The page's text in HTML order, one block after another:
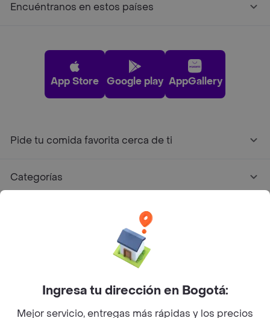
Encuéntranos en estos países
App Store Google play AppGallery
Pide tu comida favorita cerca de ti
Categorías
Facebook
Twitter
Instagram
©2026Rappi Inc. All rights reserved.
Ingresa tu dirección en Bogotá:
Mejor servicio, entregas más rápidas y los precios